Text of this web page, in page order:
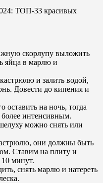
скорлупу выложить
яйца в марлю и
и залить водой,
Довести до кипения и
оставить на ночь, тогда
интенсивным.
можно снять или
они должны быть
Ставим на плиту и
минут.
снять марлю и натереть